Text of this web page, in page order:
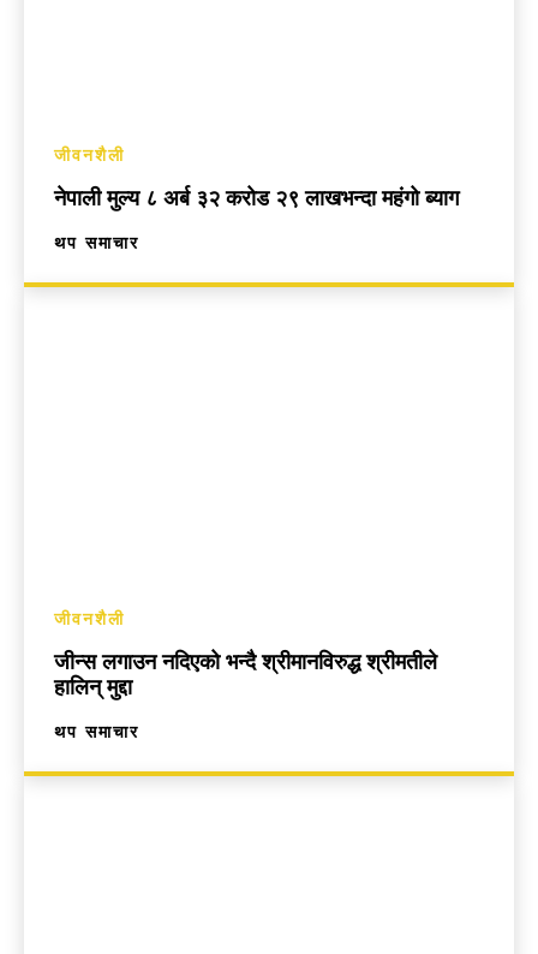
जीवनशैली
नेपाली मुल्य ८ अर्ब ३२ करोड २९ लाखभन्दा महंगो ब्याग
थप समाचार
जीवनशैली
जीन्स लगाउन नदिएको भन्दै श्रीमानविरुद्ध श्रीमतीले
हालिन् मुद्दा
थप समाचार